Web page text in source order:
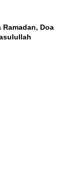
Doa